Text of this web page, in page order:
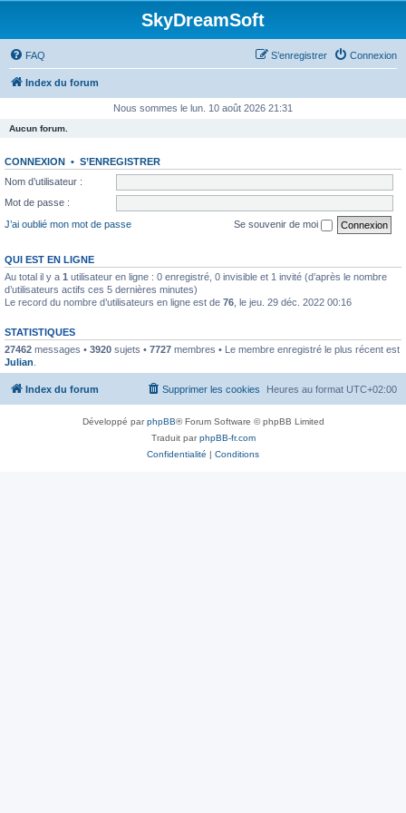
SkyDreamSoft
FAQ Connexion
S’enregistrer
Index du forum
Nous sommes le lun. 10 août 2026 21:31
Aucun forum.
CONNEXION • S’ENREGISTRER
Nom d’utilisateur :
Mot de passe :
J’ai oublié mon mot de passe
Se souvenir de moi
QUI EST EN LIGNE
Au total il y a 1 utilisateur en ligne : 0 enregistré, 0 invisible et 1 invité (d’après le nombre
d’utilisateurs actifs ces 5 dernières minutes)
Le record du nombre d’utilisateurs en ligne est de 76 , le jeu. 29 déc. 2022 00:16
STATISTIQUES
27462 messages • 3920 sujets • 7727 membres • Le membre enregistré le plus récent est
Julian
Index du forum Heures au format UTC+02:00
Supprimer les cookies
Développé parphpBB® Forum Software © phpBB Limited
Traduit parphpBB-fr.com
Confidentialité | Conditions